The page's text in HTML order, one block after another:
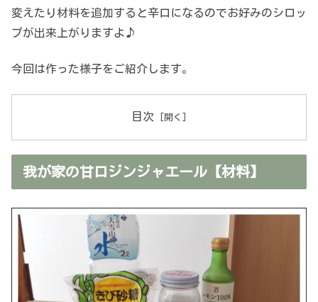
変えたり材料を追加すると辛口になるのでお好みのシロッ
プが出来上がりますよ♪
今回は作った様子をご紹介します。
目次
我が家の甘口ジンジャエール【材料】